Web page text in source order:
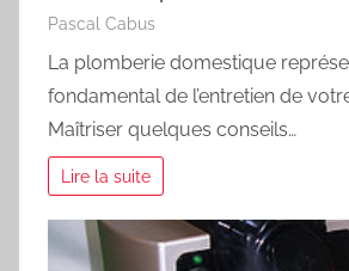
Pascal Cabus
La plomberie domestique
fondamental de l’entretien de
Maîtriser quelques conseils…
Lire la suite